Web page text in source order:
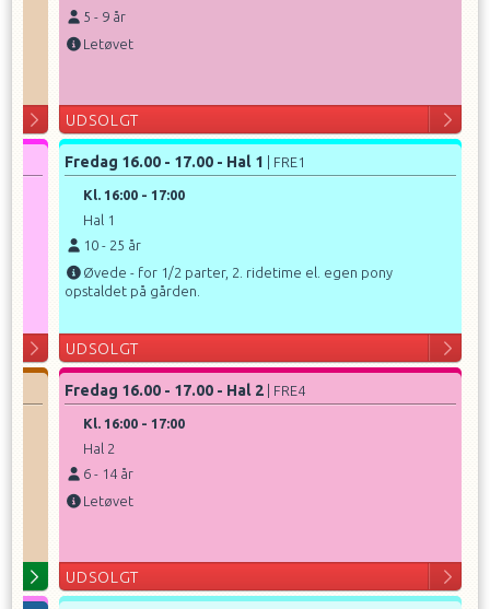
5 - 9år
Letøvet
UDSOLGT
Fredag 16.00 - 17.00 - Hal 1 | FRE1
Kl. 16:00 - 17:00
Hal 1
10- 25 år
Øvede - for 1/2 parter, 2. ridetime el. egen pony
opstaldet på gården.
UDSOLGT
Fredag 16.00 - 17.00 - Hal 2 | FRE4
Kl. 16:00 - 17:00
Hal 2
6- 14år
Letøvet
UDSOLGT